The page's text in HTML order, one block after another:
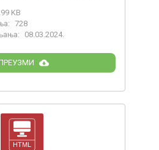
KB
728
08.03.2024.